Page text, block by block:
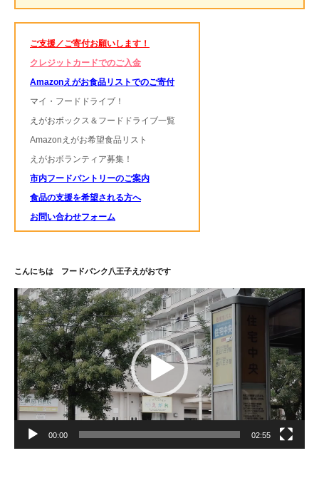
ご支援／ご寄付お願いします！
クレジットカードでのご入金
Amazonえがお食品リストでのご寄付
マイ・フードドライブ！
えがおボックス＆フードドライブ一覧
Amazonえがお希望食品リスト
えがおボランティア募集！
市内フードパントリーのご案内
食品の支援を希望される方へ
お問い合わせフォーム
こんにちは フードバンク八王子えがおです
動
画
プ
レ
ー
ヤ
ー
00:00 02:55